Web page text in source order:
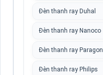
Đèn thanh ray Duhal
Đèn thanh ray Nanoco
Đèn thanh ray Paragon
Đèn thanh ray Philips